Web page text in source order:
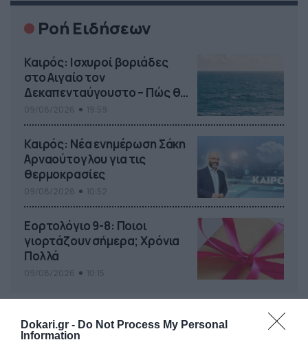
Dokari.gr - Do Not Process My Personal
Information
Ροή Ειδήσεων
Καιρός: Ισχυροί βοριάδες
στο Αιγαίο τον
Δεκαπενταύγουστο – Πώς θα
κυλήσει η εβδομάδα
Καιρός: Νέα ενημέρωση Σάκη
Αρναούτογλου για τις
θερμοκρασίες
Εορτολόγιο 9-8: Ποιοι
γιορτάζουν σήμερα; Χρόνια
Πολλά